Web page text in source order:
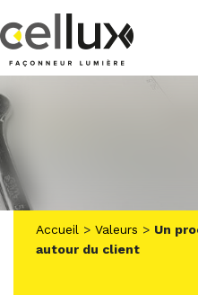
Accueil > Valeurs > Un
autour du client
Panneau de gestion des